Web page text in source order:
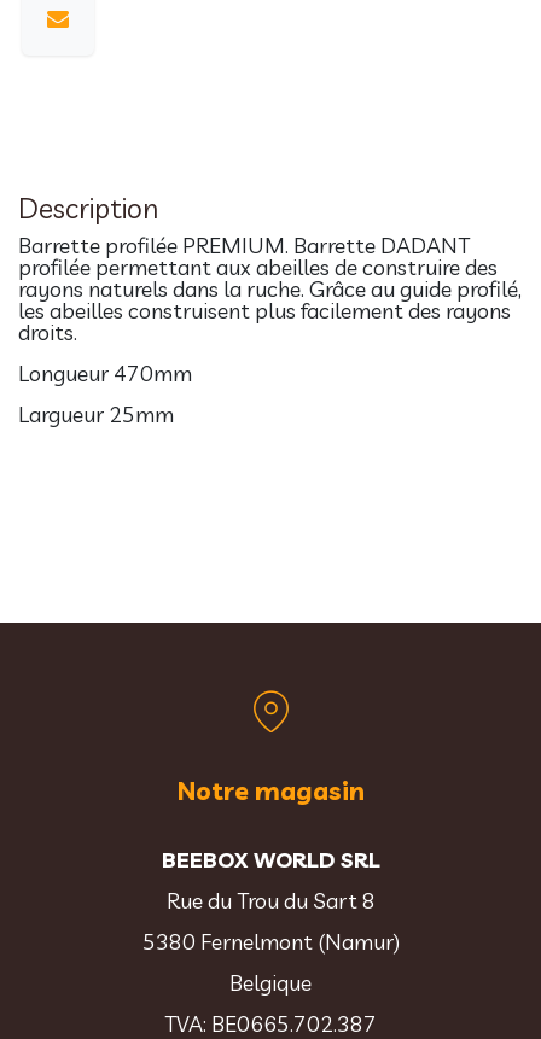
Description
Barrette profilée PREMIUM. Barrette DADANT
profilée permettant aux abeilles de construire des
rayons naturels dans la ruche. Grâce au guide profilé,
les abeilles construisent plus facilement des rayons
droits.
Longueur 470mm
Largueur 25mm
Notre magasin
BEEBOX WORLD SRL
Rue du Trou du Sart 8
5380 Fernelmont (Namur)
Belgique
TVA: BE0665.702.387